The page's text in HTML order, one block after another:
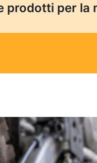
prodotti per la